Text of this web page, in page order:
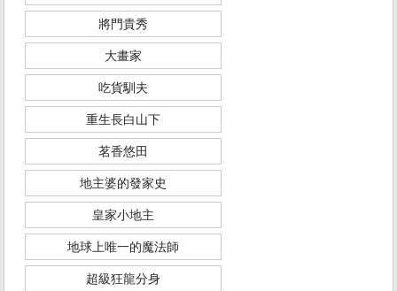
將門貴秀
大畫家
吃貨馴夫
重生長白山下
茗香悠田
地主婆的發家史
皇家小地主
地球上唯一的魔法師
超級狂龍分身